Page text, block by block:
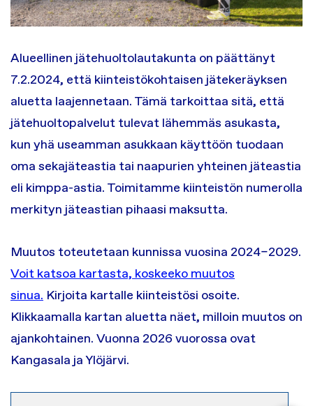
Alueellinen jätehuoltolautakunta on päättänyt
7.2.2024, että kiinteistökohtaisen jätekeräyksen
aluetta laajennetaan. Tämä tarkoittaa sitä, että
jätehuoltopalvelut tulevat lähemmäs asukasta,
kun yhä useamman asukkaan käyttöön tuodaan
oma sekajäteastia tai naapurien yhteinen jäteastia
eli kimppa-astia. Toimitamme kiinteistön numerolla
merkityn jäteastian pihaasi maksutta.
Muutos toteutetaan kunnissa vuosina 2024–2029.
Voit katsoa kartasta, koskeeko muutos
sinua. Kirjoita kartalle kiinteistösi osoite.
Klikkaamalla kartan aluetta näet, milloin muutos on
ajankohtainen. Vuonna 2026 vuorossa ovat
Kangasala ja Ylöjärvi.